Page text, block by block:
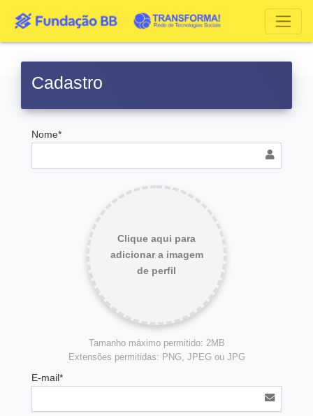
Cadastro
Nome*
Clique aqui para
adicionar a imagem
de perfil
Tamanho máximo permitido: 2MB
Extensões permitidas: PNG, JPEG ou JPG
E-mail*